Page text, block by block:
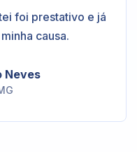
foi prestativo e já
causa.
Neves